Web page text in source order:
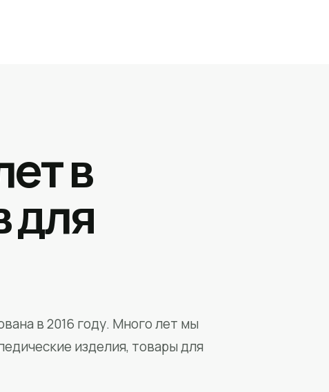
в
для
в 2016 году. Много лет мы
изделия, товары для